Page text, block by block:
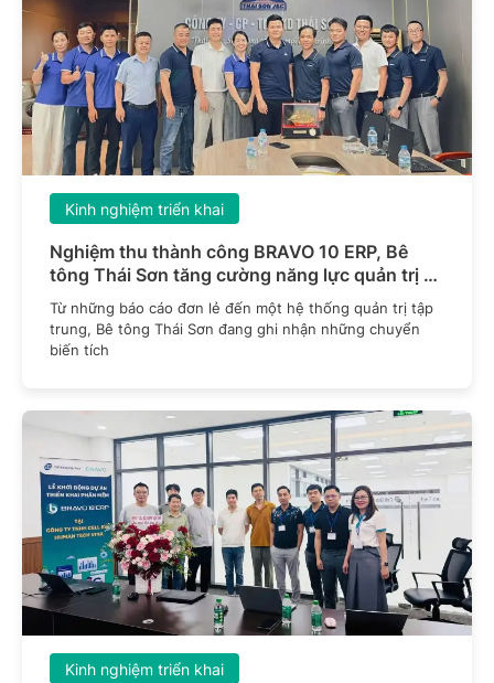
Nghiệm thu thành công BRAVO 10 ERP, Bê
tông Thái Sơn tăng cường năng lực quản trị và
kiểm soát dữ liệu
Kinh nghiệm triển khai
Từ những báo cáo đơn lẻ đến một hệ thống quản trị tập
trung, Bê tông Thái Sơn đang ghi nhận những chuyển
biến tích
Kinh nghiệm triển khai